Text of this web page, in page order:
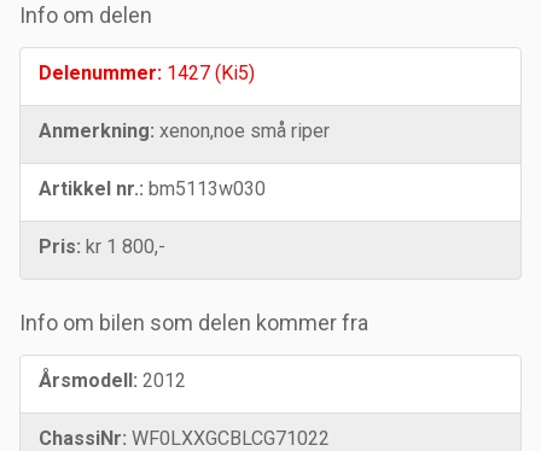
Info om delen
Delenummer: 1427 (Ki5)
Anmerkning: xenon,noe små riper
Artikkel nr.: bm5113w030
Pris: kr 1 800,-
Info om bilen som delen kommer fra
Årsmodell: 2012
ChassiNr: WF0LXXGCBLCG71022